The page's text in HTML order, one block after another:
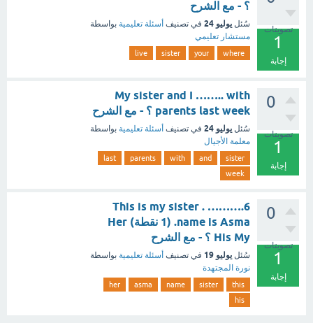
تصويتات
1
إجابة
؟ - مع الشرح
سُئل يوليو 24 في تصنيف أسئلة تعليمية بواسطة
مستشار تعليمي
where
your
sister
live
0
تصويتات
1
إجابة
My sister and I …….. with
parents last week ؟ - مع الشرح
سُئل يوليو 24 في تصنيف أسئلة تعليمية بواسطة
معلمة الأجيال
sister
and
with
parents
last
week
0
تصويتات
1
إجابة
6.This is my sister . ………
name is Asma. (1 نقطة) Her
His My ؟ - مع الشرح
سُئل يوليو 19 في تصنيف أسئلة تعليمية بواسطة
نورة المجتهدة
this
sister
name
asma
her
his